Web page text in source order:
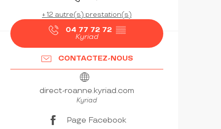
+ 12 autre(s) prestation(s)
04 77 72 72 ▒▒
Kyriad
CONTACTEZ-NOUS
direct-roanne.kyriad.com
Kyriad
Page Facebook